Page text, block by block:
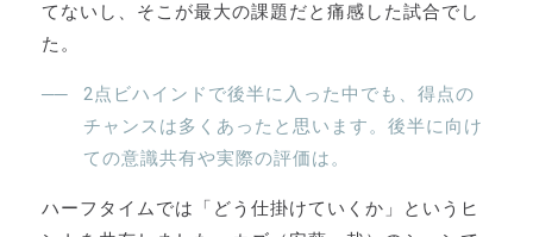
てないし、そこが最大の課題だと痛感した試合でし
た。
2点ビハインドで後半に入った中でも、得点の
チャンスは多くあったと思います。後半に向け
ての意識共有や実際の評価は。
ハーフタイムでは「どう仕掛けていくか」というヒ